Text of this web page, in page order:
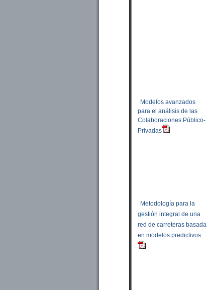
Modelos avanzados
para el análisis de las
Colaboraciones Público-
Privadas
Metodología para la
gestión integral de una
red de carreteras basada
en modelos predictivos